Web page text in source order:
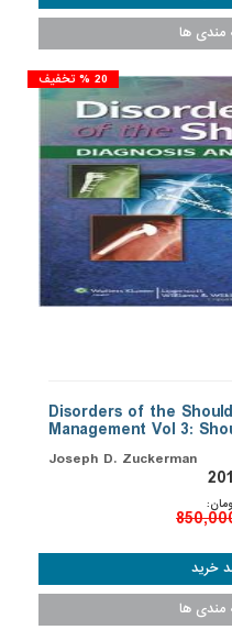
20 % تخفیف
Disorders of the
Management Vol 3:
Joseph D. Zuckerman